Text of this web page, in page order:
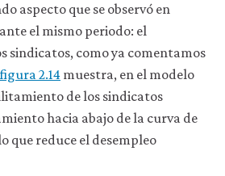
aspecto que se observó en
el mismo periodo: el
sindicatos, como ya comentamos
figura 2.14 muestra, en el modelo
de los sindicatos
hacia abajo de la curva de
que reduce el desempleo